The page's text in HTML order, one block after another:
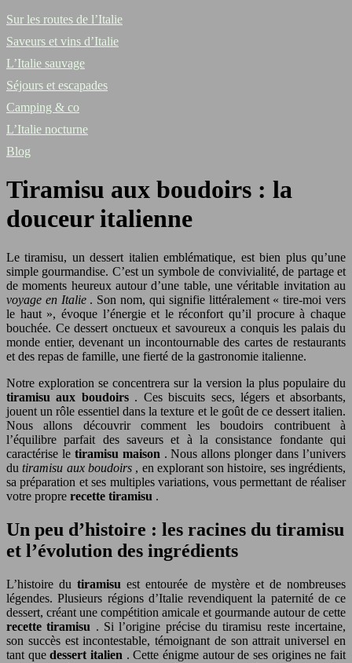
Sur les routes de l’Italie
Saveurs et vins d’Italie
L’Italie sauvage
Séjours et escapades
Camping & co
L’Italie nocturne
Blog
Tiramisu aux boudoirs : la
douceur italienne
Le tiramisu, un dessert italien emblématique, est bien plus qu’une
simple gourmandise. C’est un symbole de convivialité, de partage et
de moments heureux autour d’une table, une véritable invitation au
voyage en Italie . Son nom, qui signifie littéralement « tire-moi vers
le haut », évoque l’énergie et le réconfort qu’il procure à chaque
bouchée. Ce dessert onctueux et savoureux a conquis les palais du
monde entier, devenant un incontournable des cartes de restaurants
et des repas de famille, une fierté de la gastronomie italienne.
Notre exploration se concentrera sur la version la plus populaire du
tiramisu aux boudoirs . Ces biscuits secs, légers et absorbants,
jouent un rôle essentiel dans la texture et le goût de ce dessert italien.
Nous allons découvrir comment les boudoirs contribuent à
l’équilibre parfait des saveurs et à la consistance fondante qui
caractérise le tiramisu maison . Nous allons plonger dans l’univers
dutiramisu aux boudoirs , en explorant son histoire, ses ingrédients,
sa préparation et ses multiples variations, vous permettant de réaliser
votre propre recette tiramisu .
Un peu d’histoire : les racines du tiramisu
et l’évolution des ingrédients
L’histoire dutiramisuest entourée de mystère et de nombreuses
légendes. Plusieurs régions d’Italie revendiquent la paternité de ce
dessert, créant une compétition amicale et gourmande autour de cette
recette tiramisu . Si l’origine précise du tiramisu reste incertaine,
son succès est incontestable, témoignant de son attrait universel en
tant quedessert italien . Cette énigme autour de ses origines ne fait